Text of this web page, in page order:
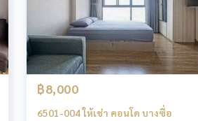
฿8,000
6501-004 ให้เช่า คอนโด บางซื่อ